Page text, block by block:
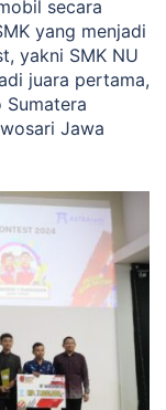
secara
yang menjadi
yakni SMK NU
juara pertama,
Sumatera
Jawa